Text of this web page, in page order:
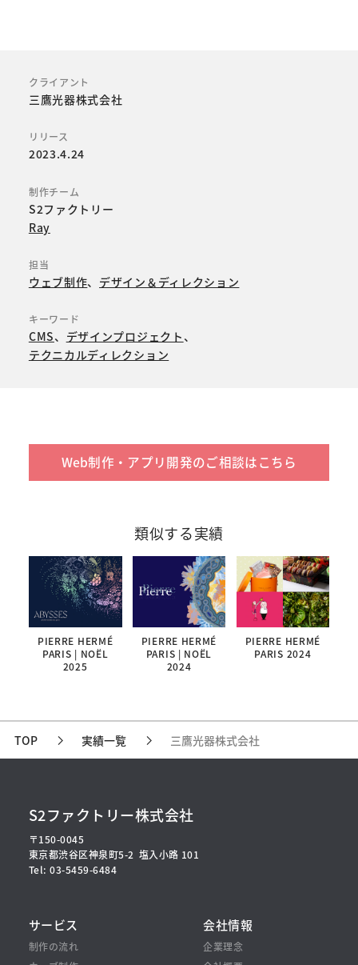
クライアント
三鷹光器株式会社
リリース
2023.4.24
制作チーム
S2ファクトリー
Ray
担当
ウェブ制作 デザイン＆ディレクション
キーワード
CMS
デザインプロジェクト
テクニカルディレクション
Web制作・アプリ開発のご相談はこちら
類似する実績
PIERRE HERMÉ
PARIS | NOËL
2025
PIERRE HERMÉ
PARIS | NOËL
2024
PIERRE HERMÉ
PARIS 2024
TOP 実績一覧 三鷹光器株式会社
S2ファクトリー株式会社
〒150-0045
東京都渋谷区神泉町5-2 塩入小路 101
Tel: 03-5459-6484
サービス
制作の流れ
会社情報
企業理念